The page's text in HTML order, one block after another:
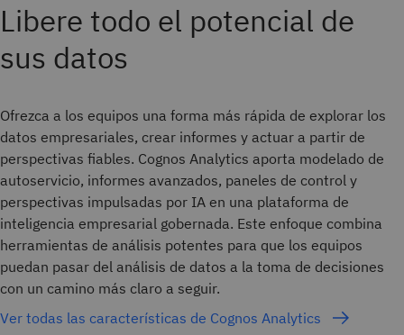
Libere todo el potencial de
sus datos
Ofrezca a los equipos una forma más rápida de explorar los
datos empresariales, crear informes y actuar a partir de
perspectivas fiables. Cognos Analytics aporta modelado de
autoservicio, informes avanzados, paneles de control y
perspectivas impulsadas por IA en una plataforma de
inteligencia empresarial gobernada. Este enfoque combina
herramientas de análisis potentes para que los equipos
puedan pasar del análisis de datos a la toma de decisiones
con un camino más claro a seguir.
Ver todas las características de Cognos Analytics